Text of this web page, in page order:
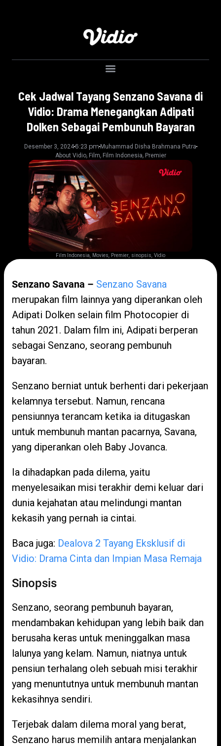
Cek Jadwal Tayang Senzano Savana di
Vidio: Drama Menegangkan Adipati
Dolken Sebagai Pembunuh Bayaran
Desember 3, 20246:23 pmMuhammad Disha Brahmana Putra
About Vidio, Film, Film Indonesia, Premier
Film Indonesia, Movies, Premier, sinopsis, Vidio
Senzano Savana – Senzano Savana
merupakan film lainnya yang diperankan oleh
Adipati Dolken selain film Photocopier di
tahun 2021. Dalam film ini, Adipati berperan
sebagai Senzano, seorang pembunuh
bayaran.
Senzano berniat untuk berhenti dari pekerjaan
kelamnya tersebut. Namun, rencana
pensiunnya terancam ketika ia ditugaskan
untuk membunuh mantan pacarnya, Savana,
yang diperankan oleh Baby Jovanca.
Ia dihadapkan pada dilema, yaitu
menyelesaikan misi terakhir demi keluar dari
dunia kejahatan atau melindungi mantan
kekasih yang pernah ia cintai.
Baca juga: Dealova 2 Tayang Eksklusif di
Vidio: Drama Cinta dan Impian Masa Remaja
Sinopsis
Senzano, seorang pembunuh bayaran,
mendambakan kehidupan yang lebih baik dan
berusaha keras untuk meninggalkan masa
lalunya yang kelam. Namun, niatnya untuk
pensiun terhalang oleh sebuah misi terakhir
yang menuntutnya untuk membunuh mantan
kekasihnya sendiri.
Terjebak dalam dilema moral yang berat,
Senzano harus memilih antara menjalankan